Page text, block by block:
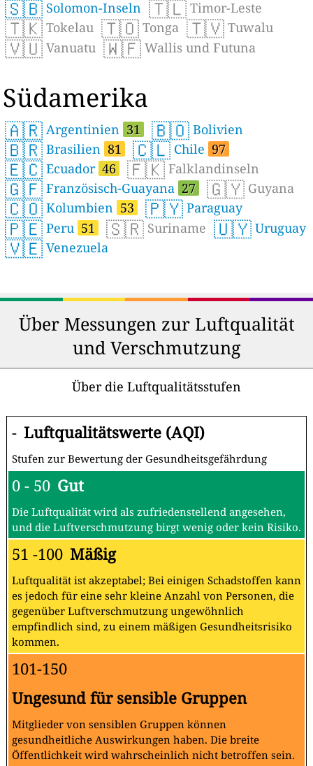
🇸🇧 Solomon-Inseln 🇹🇱 Timor-Leste
🇹🇰 Tokelau 🇹🇴 Tonga 🇹🇻 Tuwalu
🇻🇺 Vanuatu 🇼🇫 Wallis und Futuna
Südamerika
🇦🇷 Argentinien 31 🇧🇴 Bolivien
🇧🇷 Brasilien 81 🇨🇱 Chile 97
🇪🇨 Ecuador 46 🇫🇰 Falklandinseln
🇬🇫 Französisch-Guayana 27 🇬🇾 Guyana
🇨🇴 Kolumbien 53 🇵🇾 Paraguay
🇵🇪 Peru 51 🇸🇷 Suriname 🇺🇾 Uruguay
🇻🇪 Venezuela
Über Messungen zur Luftqualität
und Verschmutzung
Über die Luftqualitätsstufen
- Luftqualitätswerte (AQI)
Stufen zur Bewertung der Gesundheitsgefährdung
0 - 50 Gut
Die Luftqualität wird als zufriedenstellend angesehen,
und die Luftverschmutzung birgt wenig oder kein Risiko.
51 -100 Mäßig
Luftqualität ist akzeptabel; Bei einigen Schadstoffen kann
es jedoch für eine sehr kleine Anzahl von Personen, die
gegenüber Luftverschmutzung ungewöhnlich
empfindlich sind, zu einem mäßigen Gesundheitsrisiko
kommen.
101-150
Ungesund für sensible Gruppen
Mitglieder von sensiblen Gruppen können
gesundheitliche Auswirkungen haben. Die breite
Öffentlichkeit wird wahrscheinlich nicht betroffen sein.